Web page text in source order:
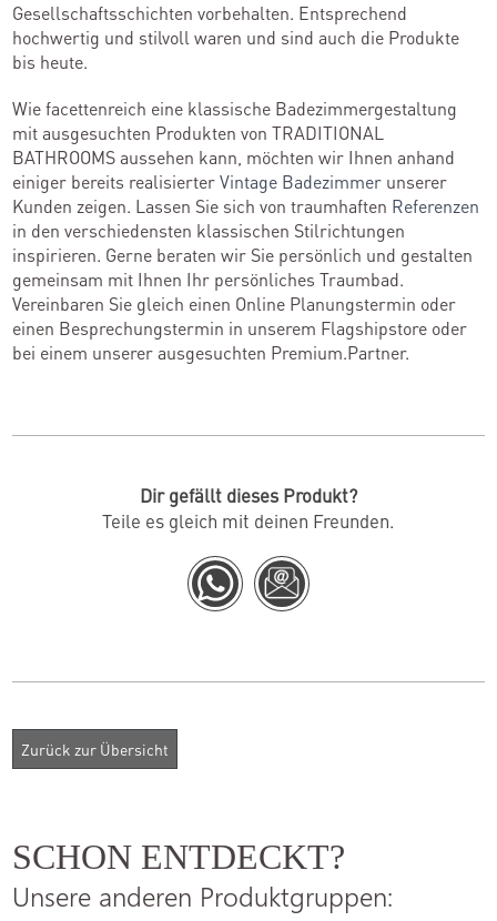
Gesellschaftsschichten vorbehalten. Entsprechend
hochwertig und stilvoll waren und sind auch die Produkte
bis heute.
Wie facettenreich eine klassische Badezimmergestaltung
mit ausgesuchten Produkten von TRADITIONAL
BATHROOMS aussehen kann, möchten wir Ihnen anhand
einiger bereits realisierterVintage Badezimmer unserer
Kunden zeigen. Lassen Sie sich von traumhaften Referenzen
in den verschiedensten klassischen Stilrichtungen
inspirieren. Gerne beraten wir Sie persönlich und gestalten
gemeinsam mit Ihnen Ihr persönliches Traumbad.
Vereinbaren Sie gleich einen Online Planungstermin oder
einen Besprechungstermin in unserem Flagshipstore oder
bei einem unserer ausgesuchten Premium.Partner.
Dir gefällt dieses Produkt?
Teile es gleich mit deinen Freunden.
SCHON ENTDECKT?
Unsere anderen Produktgruppen: